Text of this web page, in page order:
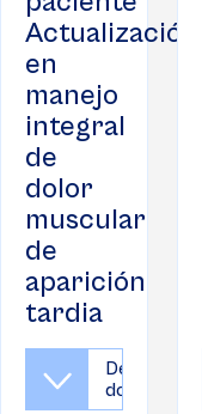
Actualización
en
manejo
integral
de
dolor
muscular
de
aparición
tardia
Descargar
documento